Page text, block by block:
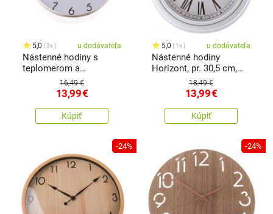
5,0 3x u dodávateľa
Nástenné hodiny s
teplomerom a
vlhkomerom 15 cm
16,49 €
13,99€
Kúpiť
5,0 1x u dodávateľa
Nástenné hodiny
Horizont, pr. 30,5 cm,
18,49 €
13,99€
Kúpiť
-24% -24%